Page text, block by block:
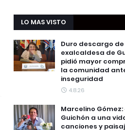
LO MAS VISTO
Duro descargo
exalcaldesa de
pidió mayor
la comunidad
inseguridad
4.8.26
Marcelino Gómez:
Guichón a una
canciones y